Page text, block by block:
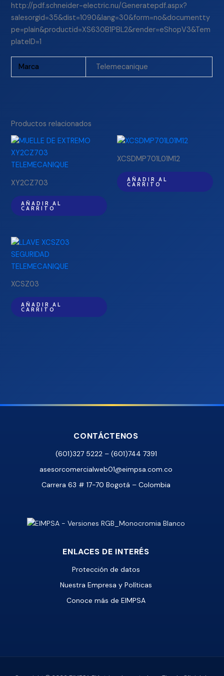
http://pdf.schneider-electric.nu/Generatepdf.aspx?
salesorgid=35&dist=1090&lang=30&form=no&documentty
pe=plain&productid=XS630B1PBL2&render=eShopV3&Tem
plateID=1
Marca Telemecanique
Productos relacionados
XY2CZ703
AÑADIR AL
CARRITO
XCSDMP701L01M12
AÑADIR AL
CARRITO
XCSZ03
AÑADIR AL
CARRITO
CONTÁCTENOS
(601)327 5222 – (601)744 7391
asesorcomercialweb01@eimpsa.com.co
Carrera 63 # 17-70 Bogotá – Colombia
ENLACES DE INTERÉS
Protección de datos
Nuestra Empresa y Políticas
Conoce más de EIMPSA